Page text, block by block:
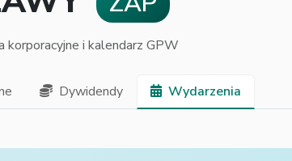
korporacyjne i kalendarz GPW
Dywidendy Wydarzenia